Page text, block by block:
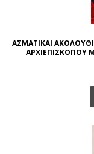
ΑΣΜΑΤΙΚΑΙ
ΑΡΧΙΕΠΙΣΚΟΠΟΥ